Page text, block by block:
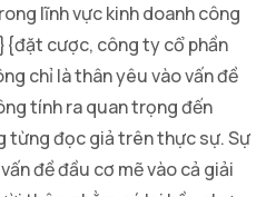
lĩnh vực kinh doanh công
cược, công ty cổ phần
chỉ là thân yêu vào vấn đề
tính ra quan trọng đến
từng đọc giả trên thực sự. Sự
đề đầu cơ mẽ vào cả giải